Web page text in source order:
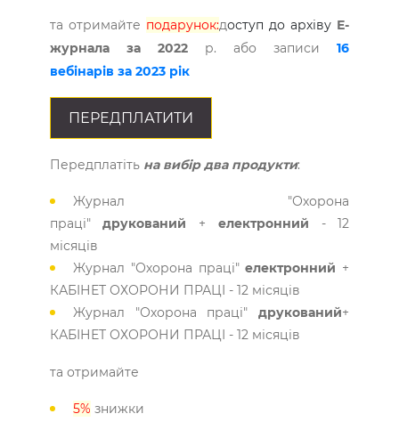
та отримайте подарунок:доступ до архіву Е-
журнала за 2022р. або записи16
вебінарів за 2023 рік
ПЕРЕДПЛАТИТИ
Передплатіть на вибір два продукти:
Журнал "Охорона
праці"друкований + електронний - 12
місяців
Журнал "Охорона праці"електронний +
КАБІНЕТ ОХОРОНИ ПРАЦІ - 12 місяців
Журнал "Охорона праці"друкований+
КАБІНЕТ ОХОРОНИ ПРАЦІ - 12 місяців
та отримайте
5% знижки